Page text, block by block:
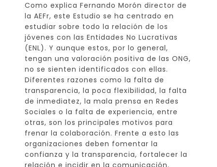
Como explica Fernando Morón director de
la AEFr, este Estudio se ha centrado en
estudiar sobre todo la relación de los
jóvenes con las Entidades No Lucrativas
(ENL). Y aunque estos, por lo general,
tengan una valoración positiva de las ONG,
no se sienten identificados con ellas.
Diferentes razones como la falta de
transparencia, la poca flexibilidad, la falta
de inmediatez, la mala prensa en Redes
Sociales o la falta de experiencia, entre
otras, son los principales motivos para
frenar la colaboración. Frente a esto las
organizaciones deben fomentar la
confianza y la transparencia, fortalecer la